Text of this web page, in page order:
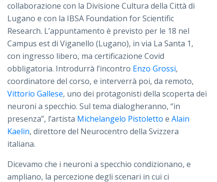
collaborazione con la Divisione Cultura della Città di
Lugano e con la IBSA Foundation for Scientific
Research. L’appuntamento è previsto per le 18 nel
Campus est di Viganello (Lugano), in via La Santa 1,
con ingresso libero, ma certificazione Covid
obbligatoria. Introdurrà l’incontro Enzo Grossi,
coordinatore del corso, e interverrà poi, da remoto,
Vittorio Gallese, uno dei protagonisti della scoperta dei
neuroni a specchio. Sul tema dialogheranno, “in
presenza”, l’artista Michelangelo Pistoletto e Alain
Kaelin, direttore del Neurocentro della Svizzera
italiana.
Dicevamo che i neuroni a specchio condizionano, e
ampliano, la percezione degli scenari in cui ci